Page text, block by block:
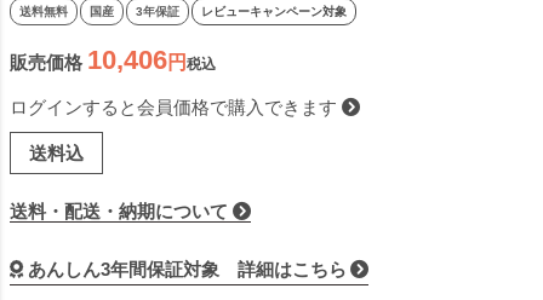
子 傷防止
送料無料 国産 3年保証 レビューキャンペーン対象
販売価格 10,406 税込
ログインすると会員価格で購入できます
送料込
送料・配送・納期について
あんしん3年間保証対象 詳細はこちら